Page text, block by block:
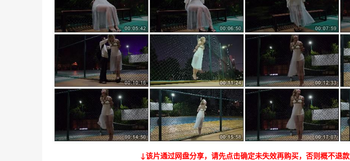
↓该片通过网盘分享，请先点击确定未失效再购买，否则概不退款